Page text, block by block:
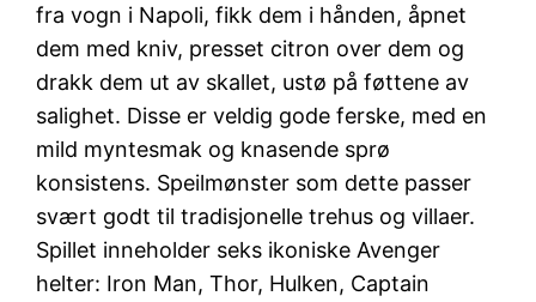
fra vogn i Napoli, fikk dem i hånden, åpnet
dem med kniv, presset citron over dem og
drakk dem ut av skallet, ustø på føttene av
salighet. Disse er veldig gode ferske, med en
mild myntesmak og knasende sprø
konsistens. Speilmønster som dette passer
svært godt til tradisjonelle trehus og villaer.
Spillet inneholder seks ikoniske Avenger
helter: Iron Man, Thor, Hulken, Captain